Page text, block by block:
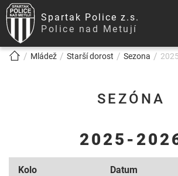
Spartak Police z.s.
Police nad Metují
!!!BREADCRUMB!!!
Mládež Starší dorost Sezona
SEZÓNA
2025-
Kolo Datum